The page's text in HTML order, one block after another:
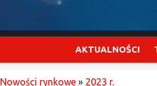
AKTUALNOŚCI
Nowości rynkowe » 2023 r.